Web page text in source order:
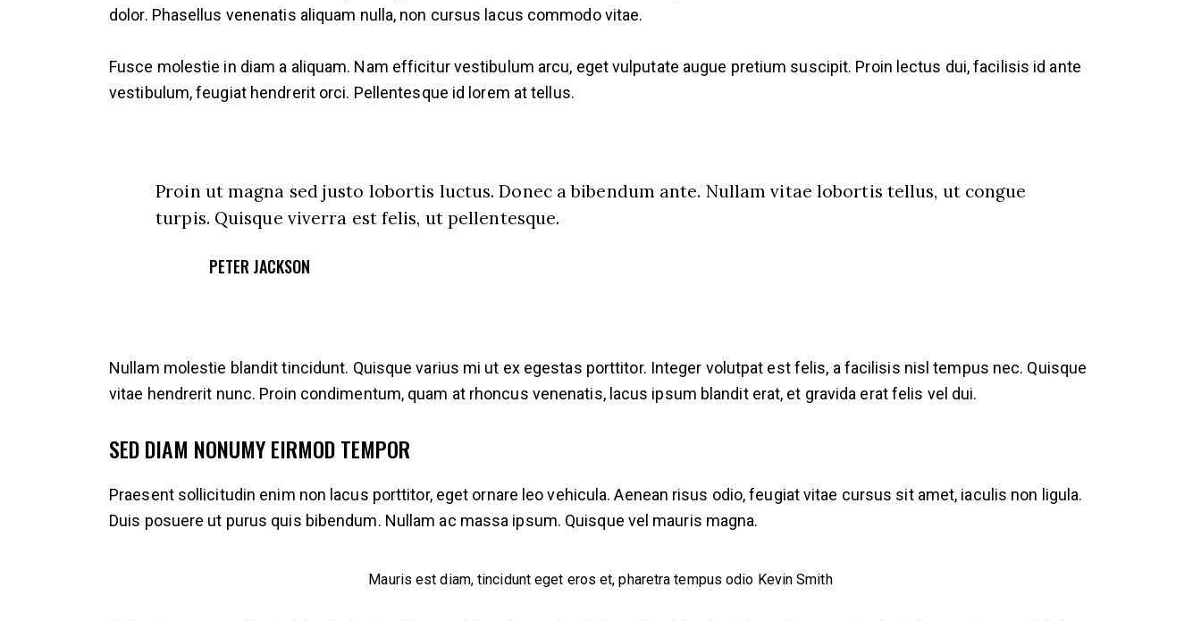
dolor. Phasellus venenatis aliquam nulla, non cursus lacus commodo vitae.
Fusce molestie in diam a aliquam. Nam efficitur vestibulum arcu, eget vulputate augue pretium suscipit. Proin lectus dui, facilisis id ante
vestibulum, feugiat hendrerit orci. Pellentesque id lorem at tellus.
Proin ut magna sed justo lobortis luctus. Donec a bibendum ante. Nullam vitae lobortis tellus, ut congue
turpis. Quisque viverra est felis, ut pellentesque.
PETER JACKSON
Nullam molestie blandit tincidunt. Quisque varius mi ut ex egestas porttitor. Integer volutpat est felis, a facilisis nisl tempus nec. Quisque
vitae hendrerit nunc. Proin condimentum, quam at rhoncus venenatis, lacus ipsum blandit erat, et gravida erat felis vel dui.
SED DIAM NONUMY EIRMOD TEMPOR
Praesent sollicitudin enim non lacus porttitor, eget ornare leo vehicula. Aenean risus odio, feugiat vitae cursus sit amet, iaculis non ligula.
Duis posuere ut purus quis bibendum. Nullam ac massa ipsum. Quisque vel mauris magna.
Mauris est diam, tincidunt eget eros et, pharetra tempus odio Kevin Smith